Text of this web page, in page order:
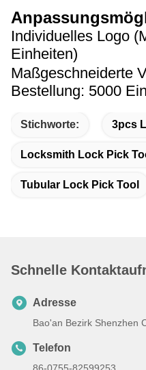
Individuelles Logo
Einheiten)
Maßgeschneiderte
Bestellung: 5000
Stichworte: 3pcs
Locksmith Lock Pick
Tubular Lock Pick Tool
Schnelle
Adresse
Bao'an Bezirk Shenzhen
Telefon